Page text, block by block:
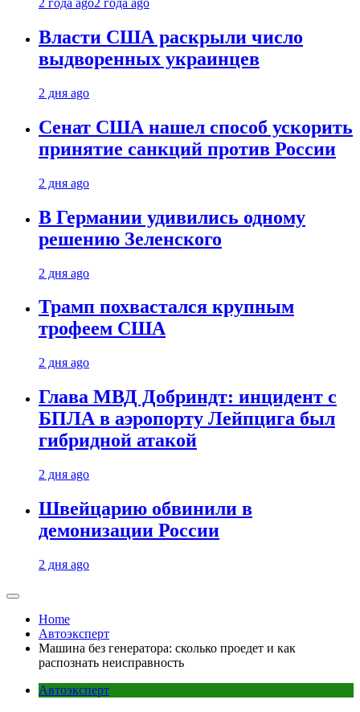
2 года ago2 года ago
Власти США раскрыли число
выдворенных украинцев
2 дня ago
Сенат США нашел способ ускорить
принятие санкций против России
2 дня ago
В Германии удивились одному
решению Зеленского
2 дня ago
Трамп похвастался крупным
трофеем США
2 дня ago
Глава МВД Добриндт: инцидент с
БПЛА в аэропорту Лейпцига был
гибридной атакой
2 дня ago
Швейцарию обвинили в
демонизации России
2 дня ago
Home
Автоэксперт
Машина без генератора: сколько проедет и как
распознать неисправность
Автоэксперт